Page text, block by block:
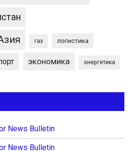
газ логистика
экономика энергетика
News Bulletin
News Bulletin